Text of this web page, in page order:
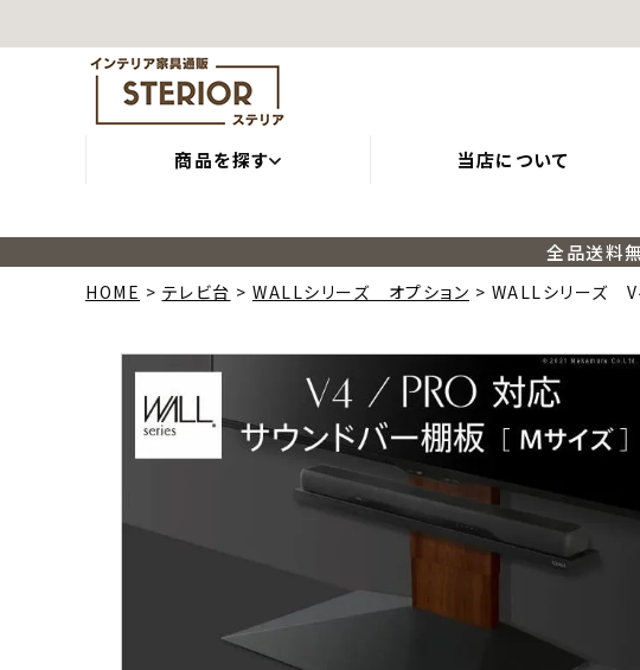
全品送料
HOME
テレビ台 WALLシリーズ オプション WALLシリーズ